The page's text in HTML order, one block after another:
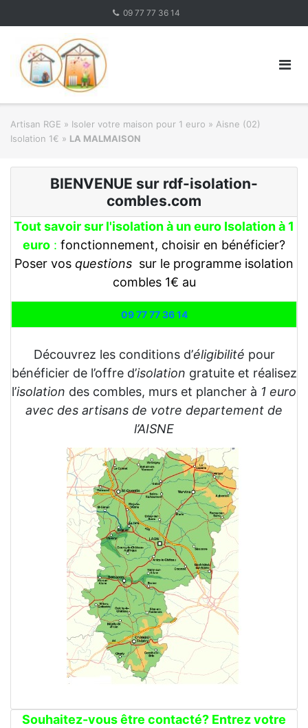
09 77 77 36 14
Artisan RGE » Isoler votre maison pour 1 euro » Aisne (02)
Isolation 1€ » LA MALMAISON
BIENVENUE sur rdf-isolation-
combles.com
Tout savoir sur l'isolation à un euro Isolation à 1
euro : fonctionnement, choisir en bénéficier?
Poser vos questions sur le programme isolation
combles 1€ au
09 77 77 36 14
Découvrez les conditions d’éligibilité pour
bénéficier de l’offre d’isolation gratuite et réalisez
l’isolation des combles, murs et plancher à 1 euro
avec des artisans de votre departement de
l’AISNE
Souhaitez-vous être contacté? Entrez votre